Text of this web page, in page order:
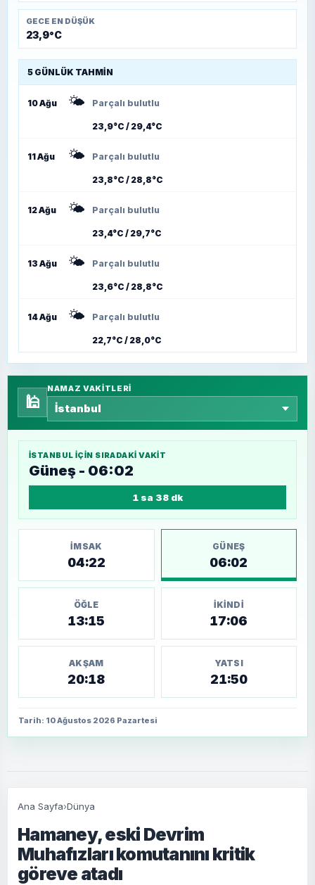
GECE EN DÜŞÜK
23,9°C
5 GÜNLÜK TAHMIN
10 Ağu 🌤️ Parçalı bulutlu
23,9°C / 29,4°C
11 Ağu 🌤️ Parçalı bulutlu
23,8°C / 28,8°C
12 Ağu 🌤️ Parçalı bulutlu
23,4°C / 29,7°C
13 Ağu 🌤️ Parçalı bulutlu
23,6°C / 28,8°C
14 Ağu 🌤️ Parçalı bulutlu
22,7°C / 28,0°C
🕌
NAMAZ VAKITLERI
İSTANBUL IÇIN SIRADAKI VAKIT
Güneş - 06:02
1 sa 38 dk
İMSAK
04:22
GÜNEŞ
06:02
ÖĞLE
13:15
İKINDI
17:06
AKŞAM
20:18
YATSI
21:50
Tarih: 10 Ağustos 2026 Pazartesi
Ana Sayfa›Dünya
Hamaney, eski Devrim
Muhafızları komutanını kritik
göreve atadı